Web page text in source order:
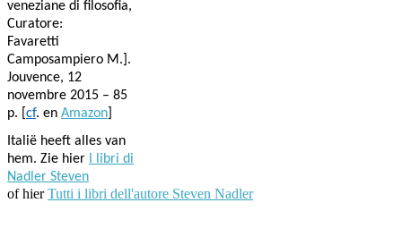
veneziane di filosofia,
Curatore:
Favaretti
Camposampiero M.].
Jouvence, 12
novembre 2015 – 85
p. [ cf. en Amazon
Italië heeft alles van
hem. Zie hier
I libri di
Nadler Steven
of hierTutti i libri dell'autore Steven Nadler